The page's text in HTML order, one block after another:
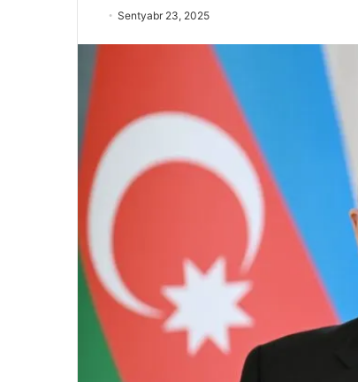
Sentyabr 23, 2025